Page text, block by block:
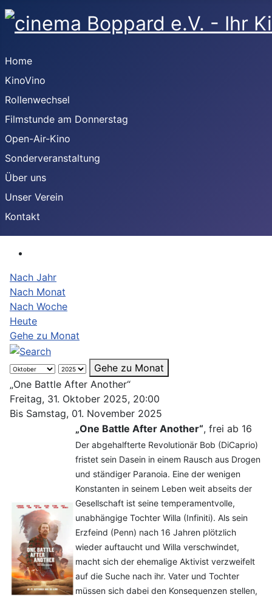
Home
KinoVino
Rollenwechsel
Filmstunde am Donnerstag
Open-Air-Kino
Sonderveranstaltung
Über uns
Unser Verein
Kontakt
Nach Jahr
Nach Monat
Nach Woche
Heute
Gehe zu Monat
Gehe zu Monat
„One Battle After Another“
Freitag, 31. Oktober 2025, 20:00
Bis Samstag, 01. November 2025
„One Battle After Another“, frei ab 16
Der abgehalfterte Revolutionär Bob (DiCaprio)
fristet sein Dasein in einem Rausch aus Drogen
und ständiger Paranoia. Eine der wenigen
Konstanten in seinem Leben weit abseits der
Gesellschaft ist seine temperamentvolle,
unabhängige Tochter Willa (Infiniti). Als sein
Erzfeind (Penn) nach 16 Jahren plötzlich
wieder auftaucht und Willa verschwindet,
macht sich der ehemalige Aktivist verzweifelt
auf die Suche nach ihr. Vater und Tochter
müssen sich dabei den Konsequenzen stellen,